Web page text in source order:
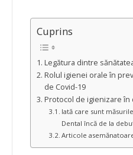
Cuprins
Legătura dintre
Rolul igienei orale în
de Covid-19
Protocol de igienizare în
Iată care sunt
Dental încă de la
Articole